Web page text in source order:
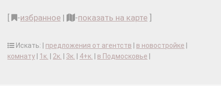
-избранное | -показать на карте
Искать: | предложения от агентств в новостройке
комнату
1к. 2к. 3к. 4+к. в Подмосковье